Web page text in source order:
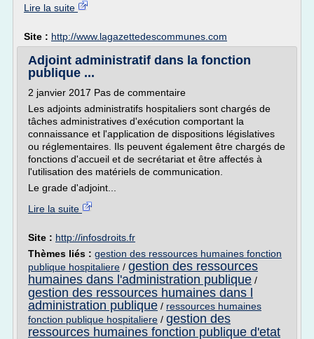
Lire la suite
Site : http://www.lagazettedescommunes.com
Adjoint administratif dans la fonction
publique ...
2 janvier 2017 Pas de commentaire
Les adjoints administratifs hospitaliers sont chargés de
tâches administratives d'exécution comportant la
connaissance et l'application de dispositions législatives
ou réglementaires. Ils peuvent également être chargés de
fonctions d'accueil et de secrétariat et être affectés à
l'utilisation des matériels de communication.
Le grade d'adjoint...
Lire la suite
Site : http://infosdroits.fr
Thèmes liés : gestion des ressources humaines fonction
publique hospitaliere / gestion des ressources
humaines dans l'administration publique /
gestion des ressources humaines dans l
administration publique / ressources humaines
fonction publique hospitaliere / gestion des
ressources humaines fonction publique d'etat